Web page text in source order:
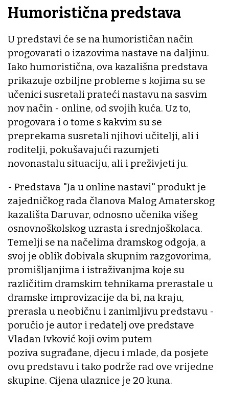
Humoristična predstava
U predstavi će se na humorističan način
progovarati o izazovima nastave na daljinu.
Iako humoristična, ova kazališna predstava
prikazuje ozbiljne probleme s kojima su se
učenici susretali prateći nastavu na sasvim
nov način - online, od svojih kuća. Uz to,
progovara i o tome s kakvim su se
preprekama susretali njihovi učitelji, ali i
roditelji, pokušavajući razumjeti
novonastalu situaciju, ali i preživjeti ju.
- Predstava "Ja u online nastavi" produkt je
zajedničkog rada članova Malog Amaterskog
kazališta Daruvar, odnosno učenika višeg
osnovnoškolskog uzrasta i srednjoškolaca.
Temelji se na načelima dramskog odgoja, a
svoj je oblik dobivala skupnim razgovorima,
promišljanjima i istraživanjma koje su
različitim dramskim tehnikama prerastale u
dramske improvizacije da bi, na kraju,
prerasla u neobičnu i zanimljivu predstavu -
poručio je autor i redatelj ove predstave
Vladan Ivković koji ovim putem
poziva sugrađane, djecu i mlade, da posjete
ovu predstavu i tako podrže rad ove vrijedne
skupine. Cijena ulaznice je 20 kuna.